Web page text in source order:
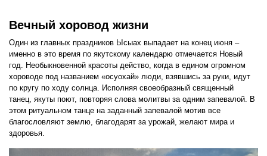
Вечный хоровод жизни
Один из главных праздников Ысыах выпадает на конец июня –
именно в это время по якутскому календарю отмечается Новый
год. Необыкновенной красоты действо, когда в едином огромном
хороводе под названием «осуохай» люди, взявшись за руки, идут
по кругу по ходу солнца. Исполняя своеобразный священный
танец, якуты поют, повторяя слова молитвы за одним запевалой. В
этом ритуальном танце на заданный запевалой мотив все
благословляют землю, благодарят за урожай, желают мира и
здоровья.